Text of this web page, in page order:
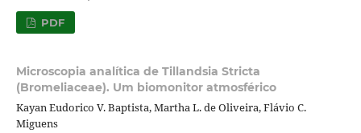
PDF
Microscopia analítica de Tillandsia Stricta
(Bromeliaceae). Um biomonitor atmosférico
Kayan Eudorico V. Baptista, Martha L. de Oliveira, Flávio C.
Miguens